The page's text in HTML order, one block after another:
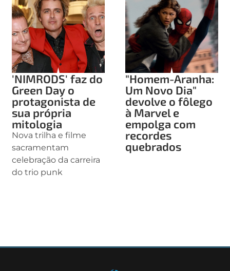
'NIMRODS' faz do
Green Day o
protagonista de
sua própria
mitologia
Nova trilha e filme
sacramentam
celebração da carreira
do trio punk
"Homem-Aranha:
Um Novo Dia"
devolve o fôlego
à Marvel e
empolga com
recordes
quebrados